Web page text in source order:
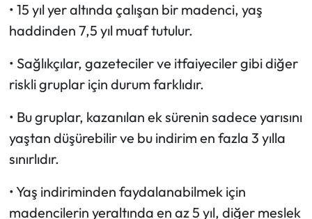
• 15 yıl yer altında çalışan bir madenci, yaş
haddinden 7,5 yıl muaf tutulur.
• Sağlıkçılar, gazeteciler ve itfaiyeciler gibi diğer
riskli gruplar için durum farklıdır.
• Bu gruplar, kazanılan ek sürenin sadece yarısını
yaştan düşürebilir ve bu indirim en fazla 3 yılla
sınırlıdır.
• Yaş indiriminden faydalanabilmek için
madencilerin yeraltında en az 5 yıl, diğer meslek